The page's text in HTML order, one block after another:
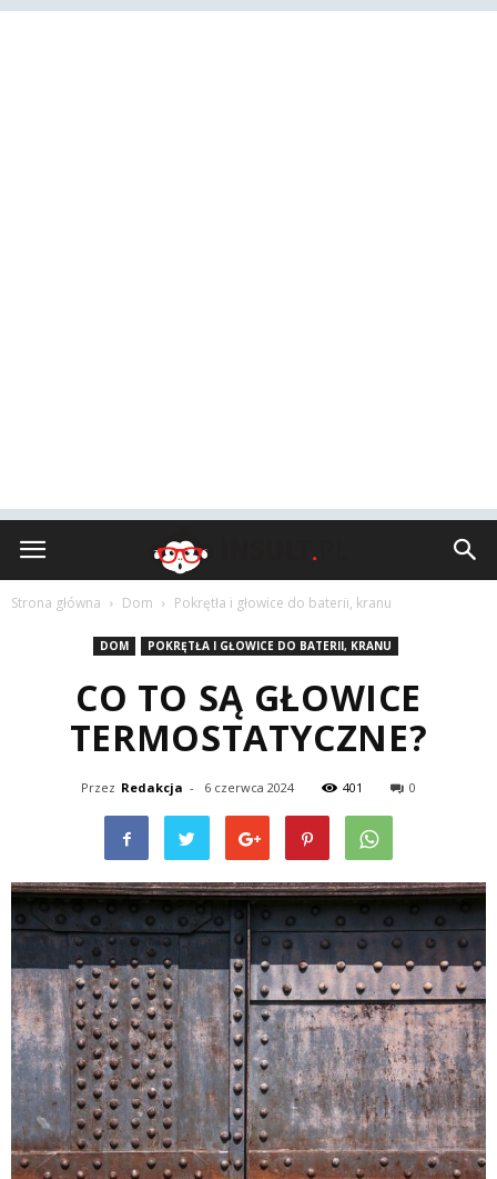
Insult.pl
Strona główna Dom Pokrętła i głowice do baterii, kranu
DOM POKRĘTŁA I GŁOWICE DO BATERII, KRANU
CO TO SĄ GŁOWICE
TERMOSTATYCZNE?
Przez Redakcja - 6 czerwca 2024 401 0